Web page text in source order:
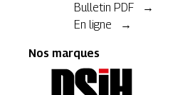
Bulletin PDF →
En ligne →
Nos marques